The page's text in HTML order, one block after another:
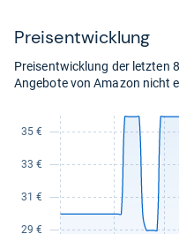
Preis­ent­wick­lung
Preisentwicklung der letzten
Angebote von Amazon nicht